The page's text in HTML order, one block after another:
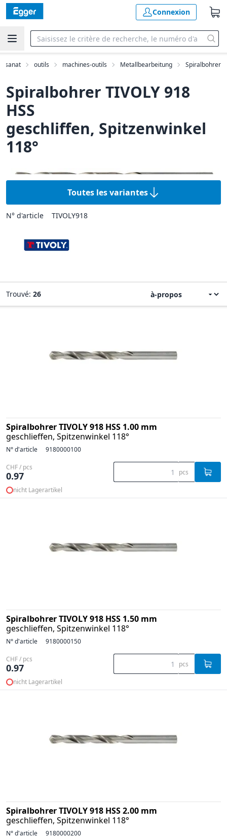
Connexion
outils machines-outils Metallbearbeitung Spiralbohrer
Spiralbohrer TIVOLY 918
HSS
geschliffen, Spitzenwinkel
118°
Toutes les variantes
N° d'article TIVOLY918
Trouvé: 26
Spiralbohrer TIVOLY 918 HSS 1.00 mm
geschlieffen, Spitzenwinkel 118°
N° d'article 9180000100
CHF / pcs
0.97 pcs
nicht Lagerartikel
Spiralbohrer TIVOLY 918 HSS 1.50 mm
geschlieffen, Spitzenwinkel 118°
N° d'article 9180000150
CHF / pcs
0.97 pcs
nicht Lagerartikel
Spiralbohrer TIVOLY 918 HSS 2.00 mm
geschlieffen, Spitzenwinkel 118°
N° d'article 9180000200